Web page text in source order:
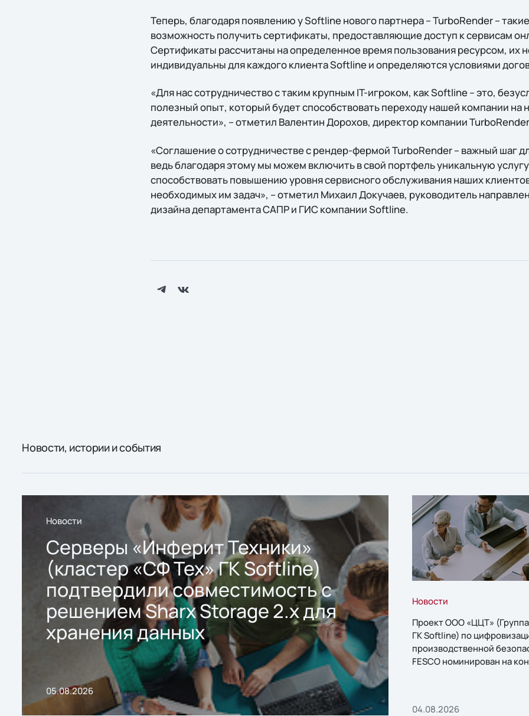
Теперь, благодаря появлению у Softline нового партнера – TurboRender –
возможность получить сертификаты, предоставляющие доступ к сервисам
Сертификаты рассчитаны на определенное время пользования ресурсом, их
индивидуальны для каждого клиента Softline и определяются условиями
«Для нас сотрудничество с таким крупным IT-игроком, как Softline – это,
полезный опыт, который будет способствовать переходу нашей компании на
деятельности», – отметил Валентин Дорохов, директор компании
«Соглашение о сотрудничестве с рендер-фермой TurboRender – важный шаг
ведь благодаря этому мы можем включить в свой портфель уникальную
способствовать повышению уровня сервисного обслуживания наших
необходимых им задач», – отметил Михаил Докучаев, руководитель
дизайна департамента САПР и ГИС компании Softline.
Новости, истории и события
Новости
Серверы «Инферит Техники»
(кластер «СФ Тех» ГК Softline)
подтвердили совместимость с
решением Sharx Storage 2.x для
хранения данных
05.08.2026
Новости
Проект ООО «ЦЦТ»
ГК Softline) по
производственной
FESCO номинирован на
04.08.2026